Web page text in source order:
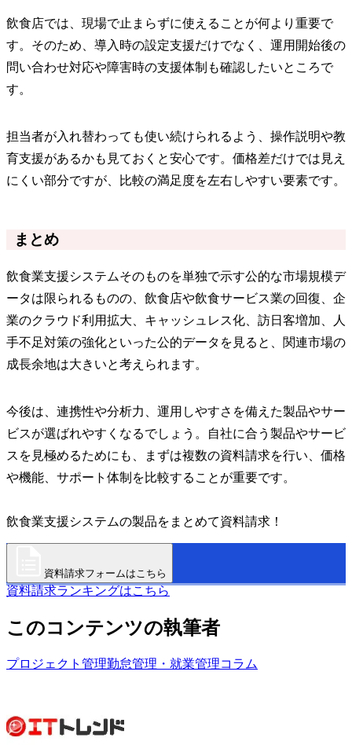
飲食店では、現場で止まらずに使えることが何より重要で
す。そのため、導入時の設定支援だけでなく、運用開始後の
問い合わせ対応や障害時の支援体制も確認したいところで
す。
担当者が入れ替わっても使い続けられるよう、操作説明や教
育支援があるかも見ておくと安心です。価格差だけでは見え
にくい部分ですが、比較の満足度を左右しやすい要素です。
まとめ
飲食業支援システムそのものを単独で示す公的な市場規模デ
ータは限られるものの、飲食店や飲食サービス業の回復、企
業のクラウド利用拡大、キャッシュレス化、訪日客増加、人
手不足対策の強化といった公的データを見ると、関連市場の
成長余地は大きいと考えられます。
今後は、連携性や分析力、運用しやすさを備えた製品やサー
ビスが選ばれやすくなるでしょう。自社に合う製品やサービ
スを見極めるためにも、まずは複数の資料請求を行い、価格
や機能、サポート体制を比較することが重要です。
飲食業支援システムの製品をまとめて資料請求！
資料請求フォームはこちら
資料請求ランキングはこちら
このコンテンツの執筆者
プロジェクト管理勤怠管理・就業管理コラム